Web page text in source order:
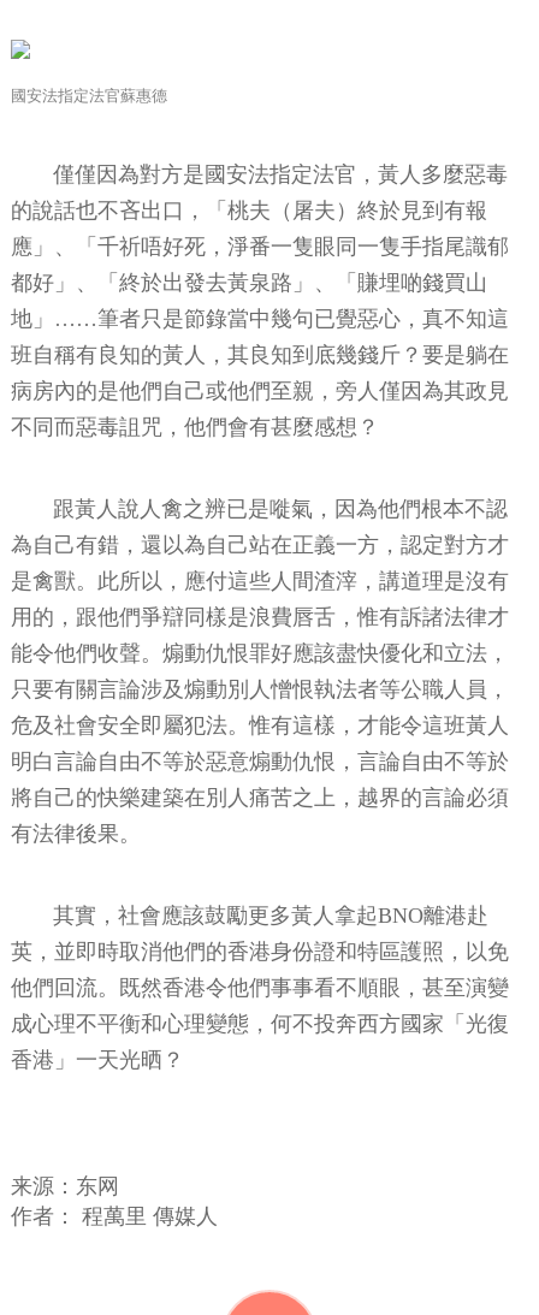
國安法指定法官蘇惠德
僅僅因為對方是國安法指定法官，黃人多麼惡毒
的說話也不吝出口，「桃夫（屠夫）終於見到有報
應」、「千祈唔好死，淨番一隻眼同一隻手指尾識郁
都好」、「終於出發去黃泉路」、「賺埋啲錢買山
地」……筆者只是節錄當中幾句已覺惡心，真不知這
班自稱有良知的黃人，其良知到底幾錢斤？要是躺在
病房內的是他們自己或他們至親，旁人僅因為其政見
不同而惡毒詛咒，他們會有甚麼感想？
跟黃人說人禽之辨已是嘥氣，因為他們根本不認
為自己有錯，還以為自己站在正義一方，認定對方才
是禽獸。此所以，應付這些人間渣滓，講道理是沒有
用的，跟他們爭辯同樣是浪費唇舌，惟有訴諸法律才
能令他們收聲。煽動仇恨罪好應該盡快優化和立法，
只要有關言論涉及煽動別人憎恨執法者等公職人員，
危及社會安全即屬犯法。惟有這樣，才能令這班黃人
明白言論自由不等於惡意煽動仇恨，言論自由不等於
將自己的快樂建築在別人痛苦之上，越界的言論必須
有法律後果。
其實，社會應該鼓勵更多黃人拿起BNO離港赴
英，並即時取消他們的香港身份證和特區護照，以免
他們回流。既然香港令他們事事看不順眼，甚至演變
成心理不平衡和心理變態，何不投奔西方國家「光復
香港」一天光晒？
来源：东网
作者：
程萬里 傳媒人